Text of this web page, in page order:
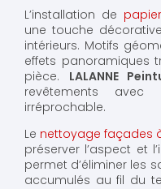
L’installation de
une touche
intérieurs. Motifs
effets panoramiques
pièce. LALANNE
revêtements
irréprochable.
Le nettoyage façades
préserver l’aspect et
permet d’éliminer les
accumulés au fil du